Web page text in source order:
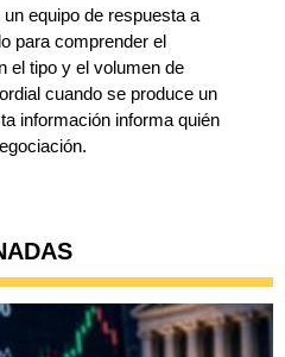
equipo de respuesta a
para comprender el
el tipo y el volumen de
cuando se produce un
información informa quién